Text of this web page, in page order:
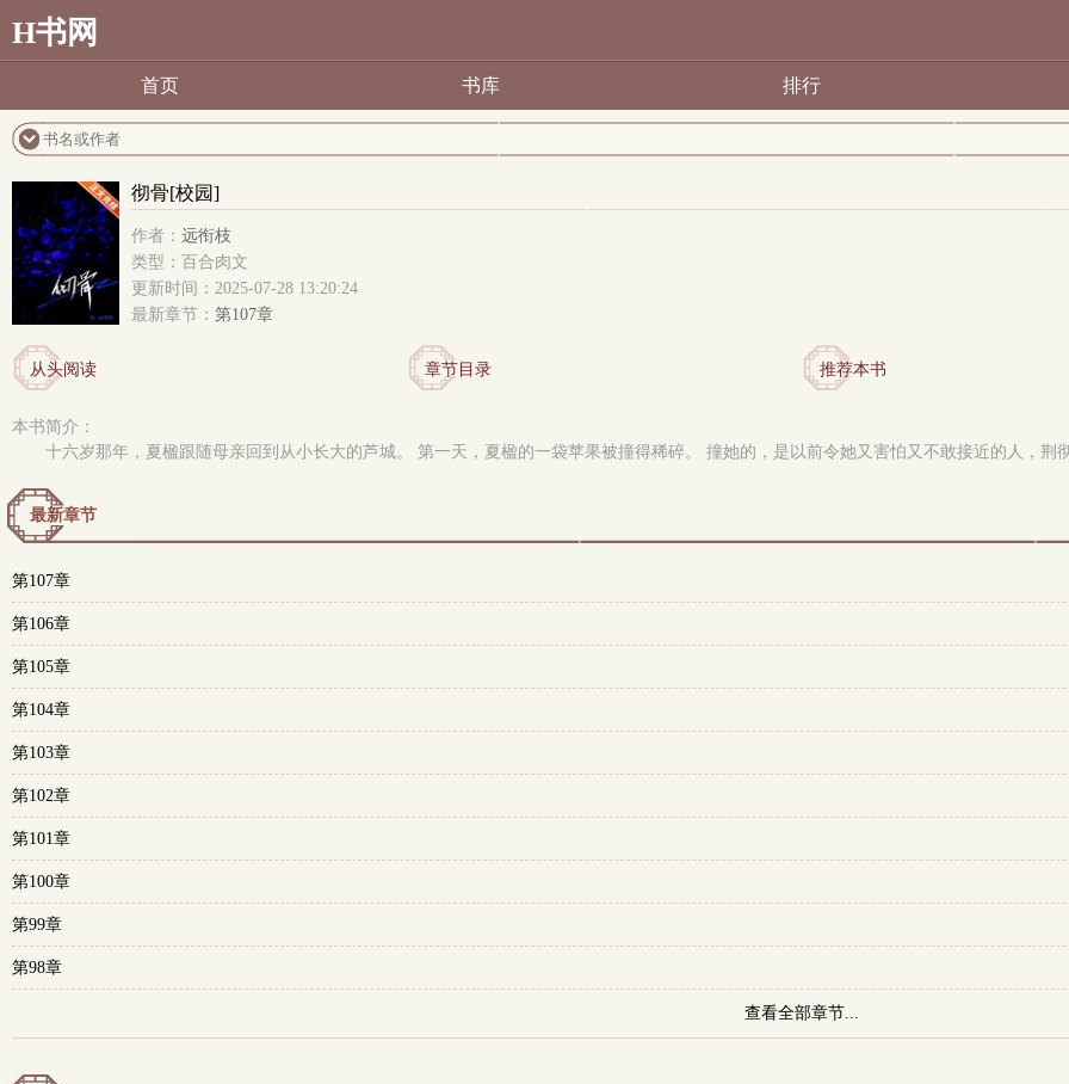
H书网
首页 书库 排行
彻骨[校园]
作者： 远衔枝
类型：百合肉文
更新时间：2025-07-28 13:20:24
最新章节： 第107章
从头阅读 章节目录 推荐本书
本书简介：
十六岁那年，夏楹跟随母亲回到从小长大的芦城。 第一天，夏楹的一袋苹果被撞得稀碎。 撞她的，是以前令她又害怕又不敢接近的人，
最新章节
第107章
第106章
第105章
第104章
第103章
第102章
第101章
第100章
第99章
第98章
查看全部章节...